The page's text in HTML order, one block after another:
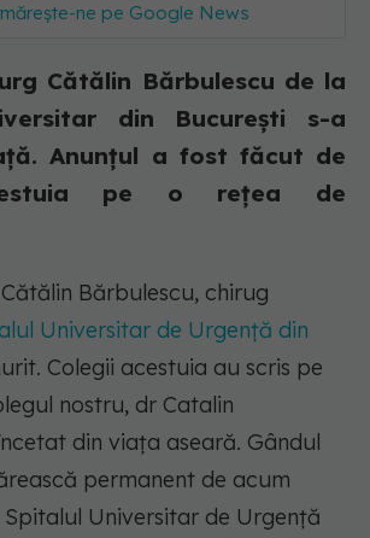
ne pe Google News
Cătălin Bărbulescu de la
din București s-a
Anunțul a fost făcut de
pe o rețea de
Bărbulescu, chirug
Universitar de Urgență din
Colegii acestuia au scris pe
nostru, dr Catalin
din viața aseară. Gândul
permanent de acum
Universitar de Urgență